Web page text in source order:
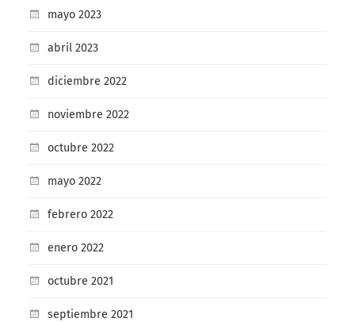
mayo 2023
abril 2023
diciembre 2022
noviembre 2022
octubre 2022
mayo 2022
febrero 2022
enero 2022
octubre 2021
septiembre 2021